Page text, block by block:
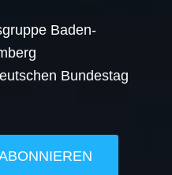
Baden-
Bundestag